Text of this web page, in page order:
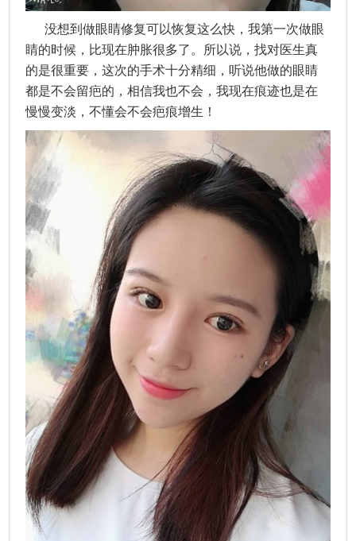
没想到做眼睛修复可以恢复这么快，我第一次做眼
睛的时候，比现在肿胀很多了。所以说，找对医生真
的是很重要，这次的手术十分精细，听说他做的眼睛
都是不会留疤的，相信我也不会，我现在痕迹也是在
慢慢变淡，不懂会不会疤痕增生！